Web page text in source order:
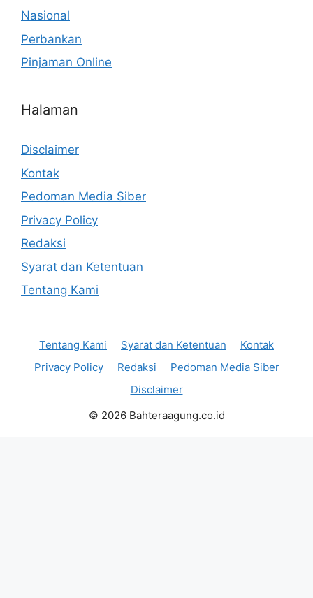
Nasional
Perbankan
Pinjaman Online
Halaman
Disclaimer
Kontak
Pedoman Media Siber
Privacy Policy
Redaksi
Syarat dan Ketentuan
Tentang Kami
Tentang Kami Syarat dan Ketentuan
Kontak
Privacy Policy
Redaksi
Pedoman Media Siber
Disclaimer
© 2026 Bahteraagung.co.id